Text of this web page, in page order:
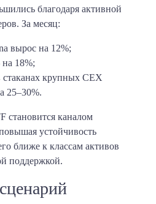
благодаря активной
За месяц:
вырос на 12%;
18%;
стаканах крупных CEX
25–30%.
становится каналом
устойчивость
ближе к классам активов
поддержкой.